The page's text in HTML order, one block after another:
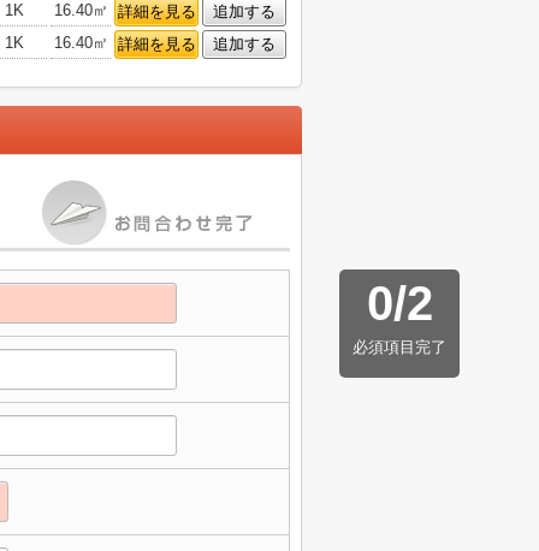
1K
16.40㎡ 詳細を見る
追加する
1K
16.40㎡ 詳細を見る 追加する
0/2
必須項目完了